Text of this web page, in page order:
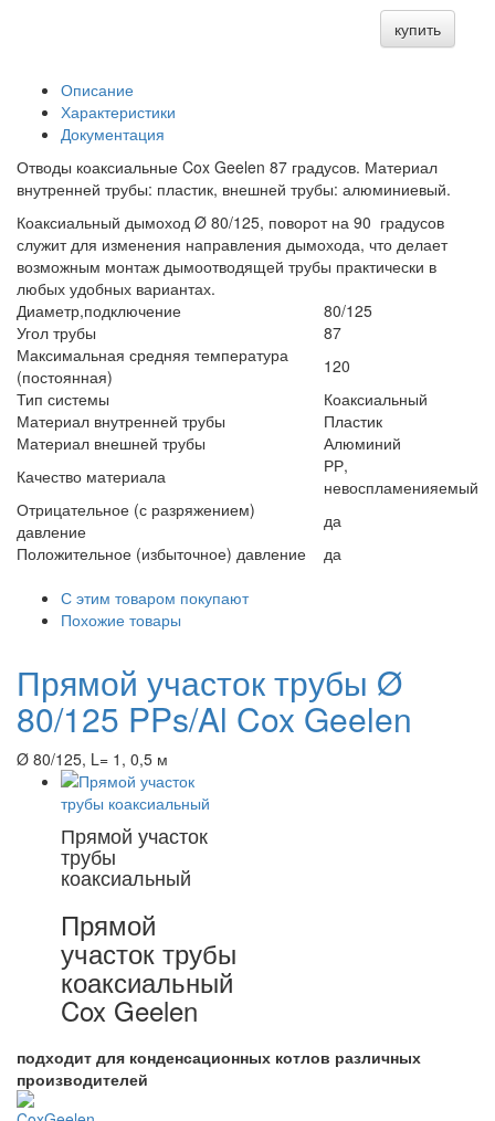
купить
Описание
Характеристики
Документация
Отводы коаксиальные Cox Geelen 87 градусов. Материал
внутренней трубы: пластик, внешней трубы: алюминиевый.
Коаксиальный дымоход Ø 80/125, поворот на 90 градусов
служит для изменения направления дымохода, что делает
возможным монтаж дымоотводящей трубы практически в
любых удобных вариантах.
Диаметр,подключение
80/125
Угол трубы
87
Максимальная средняя температура
(постоянная)
120
Тип системы
Коаксиальный
Материал внутренней трубы
Пластик
Материал внешней трубы
Алюминий
Качество материала
РР,
невоспламенияемый
Отрицательное (с разряжением)
давление
да
Положительное (избыточное) давление
да
С этим товаром покупают
Похожие товары
Прямой участок трубы Ø
80/125 PPs/Al Cox Geelen
Ø 80/125, L= 1, 0,5 м
Прямой участок
трубы
коаксиальный
Прямой
участок трубы
коаксиальный
Cox Geelen
подходит для конденсационных котлов различных
производителей